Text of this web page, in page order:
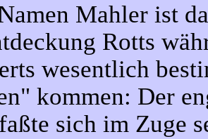
Mahler ist
Rotts
wesentlich
kommen: Der
sich im Zuge